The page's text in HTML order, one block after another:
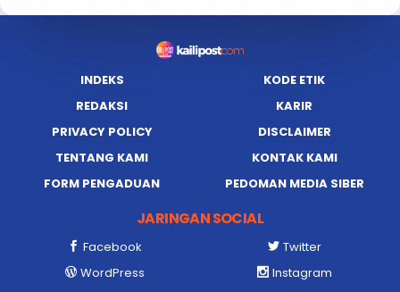
INDEKS
KODE ETIK
REDAKSI
KARIR
PRIVACY POLICY
DISCLAIMER
TENTANG KAMI
KONTAK KAMI
FORM PENGADUAN
PEDOMAN MEDIA SIBER
JARINGAN SOCIAL
Facebook
Twitter
WordPress
Instagram